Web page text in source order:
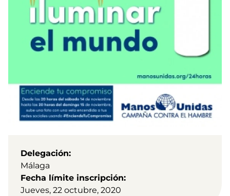
Delegación
Málaga
Fecha límite inscripción
Jueves, 22 octubre, 2020